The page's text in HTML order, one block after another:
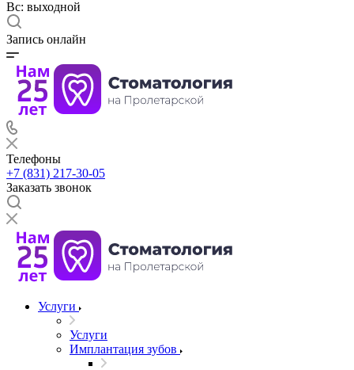
Вс: выходной
Запись онлайн
Телефоны
+7 (831) 217-30-05
Заказать звонок
Услуги
Услуги
Имплантация зубов